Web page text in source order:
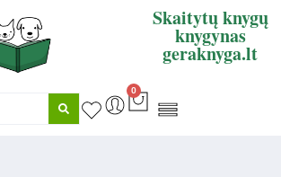
Skaitytų knygų
knygynas
geraknyga.lt
0